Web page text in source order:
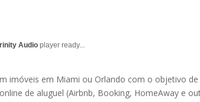
Audio player ready...
imóveis em Miami ou Orlando com o objetivo
de aluguel (Airbnb, Booking, HomeAway e